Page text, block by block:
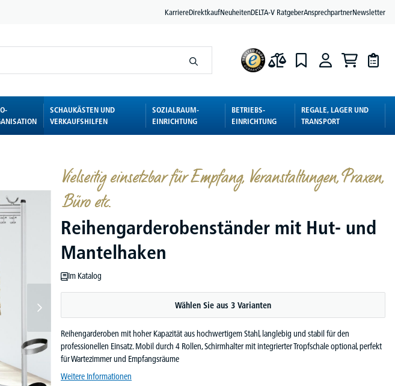
KarriereDirektkaufNeuheitenDELTA-V RatgeberAnsprechpartnerNewsletter
SCHAUKÄSTEN UND
VERKAUFSHILFEN
SOZIALRAUM-
EINRICHTUNG
BETRIEBS-
EINRICHTUNG
REGALE, LAGER UND
TRANSPORT
Vielseitig einsetzbar für Empfang, Veranstaltungen, Praxen,
Büro etc.
Reihengarderobenständer mit Hut- und
Mantelhaken
Im Katalog
Wählen Sie aus 3 Varianten
Reihengarderoben mit hoher Kapazität aus hochwertigem Stahl, langlebig und stabil für den
professionellen Einsatz. Mobil durch 4 Rollen, Schirmhalter mit integrierter Tropfschale optional, perfekt
für Wartezimmer und Empfangsräume
Weitere Informationen